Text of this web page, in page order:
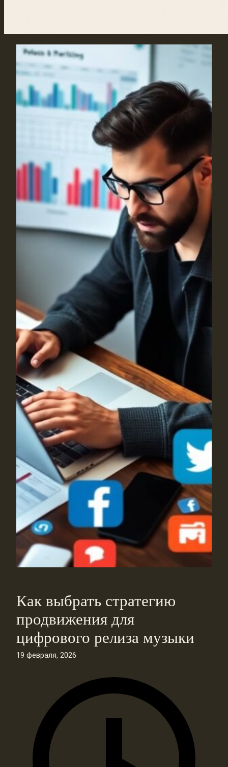
Как выбрать стратегию
продвижения для
цифрового релиза музыки
19 февраля, 2026